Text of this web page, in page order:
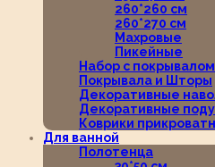
260*260 см
260*270 см
Махровые
Пикейные
Набор с покрывалом
Покрывала и Шторы
Декоративные
Декоративные
Коврики
Для ванной
Полотенца